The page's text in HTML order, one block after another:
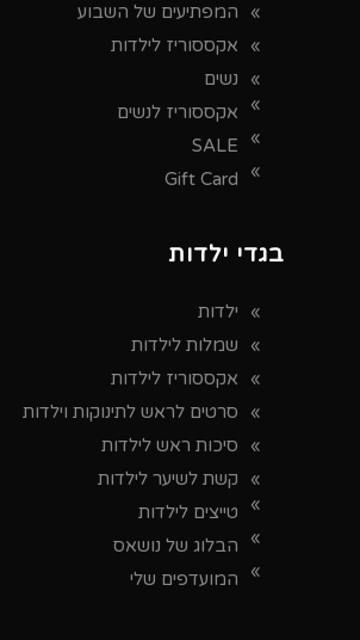
המפתיעים של השבוע
אקססוריז לילדות
נשים
אקססוריז לנשים
SALE
Gift Card
בגדי ילדות
ילדות
שמלות לילדות
אקססוריז לילדות
סרטים לראש לתינוקות וילדות
סיכות ראש לילדות
קשת לשיער לילדות
טייצים לילדות
הבלוג של נושאס
המועדפים שלי